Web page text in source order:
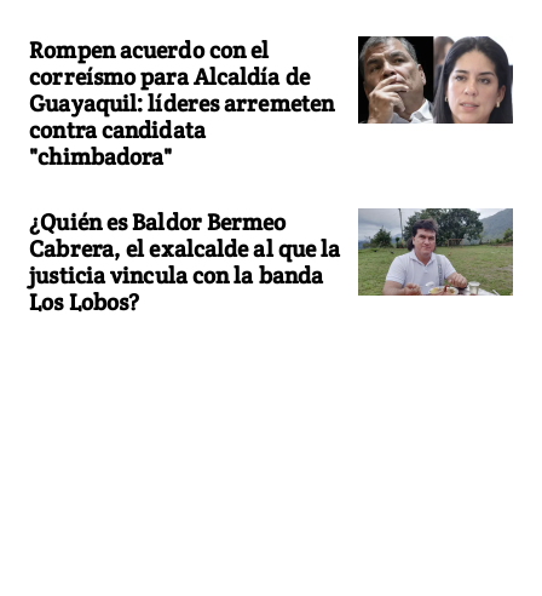
Rompen acuerdo con el
correísmo para Alcaldía de
Guayaquil: líderes arremeten
contra candidata
"chimbadora"
¿Quién es Baldor Bermeo
Cabrera, el exalcalde al que la
justicia vincula con la banda
Los Lobos?